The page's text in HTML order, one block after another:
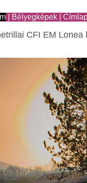
Bélyegképek
CFI EM